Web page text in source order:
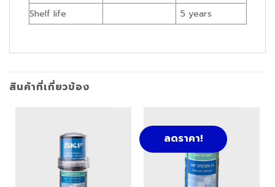
Shelf life 5 years
สินค้าที่เกี่ยวข้อง
ลดราคา!